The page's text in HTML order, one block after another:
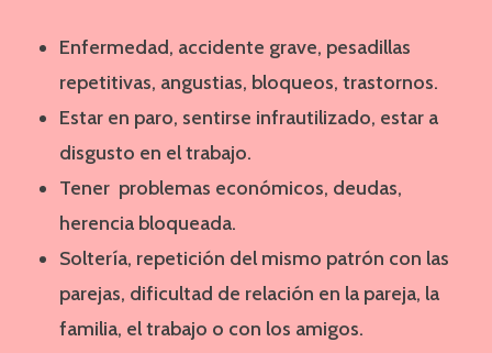
Enfermedad, accidente grave, pesadillas
repetitivas, angustias, bloqueos, trastornos.
Estar en paro, sentirse infrautilizado, estar a
disgusto en el trabajo.
Tener problemas económicos, deudas,
herencia bloqueada.
Soltería, repetición del mismo patrón con las
parejas, dificultad de relación en la pareja, la
familia, el trabajo o con los amigos.